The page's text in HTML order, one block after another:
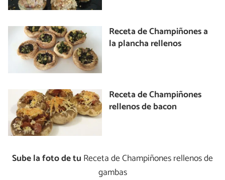
Receta de Champiñones a
la plancha rellenos
Receta de Champiñones
rellenos de bacon
Sube la foto de tu Receta de Champiñones rellenos de
gambas